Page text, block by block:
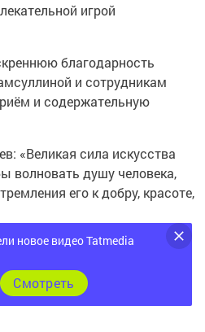
игрой
благодарность
и сотрудникам
и содержательную
«Великая сила искусства
волновать душу человека,
его к добру, красоте,
и интересным в
новое видео Tatmedia
Cмотреть